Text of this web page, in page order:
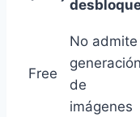
Free
No admite
generación
de
imágenes